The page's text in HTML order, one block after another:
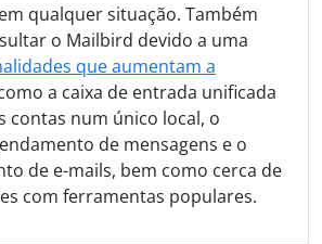
qualquer situação. Também
o Mailbird devido a uma
que aumentam a
a caixa de entrada unificada
contas num único local, o
de mensagens e o
de e-mails, bem como cerca de
com ferramentas populares.